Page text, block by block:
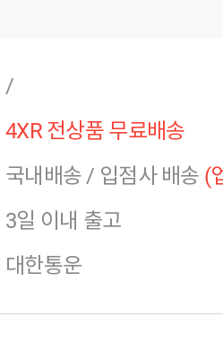
/
4XR 전상품 무료배송
국내배송 / 입점사 배송 (
3일 이내 출고
대한통운